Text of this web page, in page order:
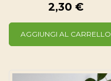
2,30 €
AGGIUNGI AL CARRELLO